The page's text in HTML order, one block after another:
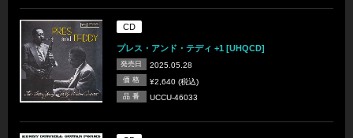
CD
プレス・アンド・テディ +1 [UHQCD]
発売日 2025.05.28
価 格 ¥2,640 (税込)
品 番 UCCU-46033